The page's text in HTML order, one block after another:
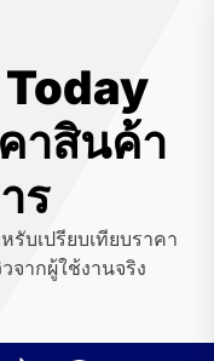
าสินค้า
ร
บเปรียบเทียบราคา
จากผู้ใช้งานจริง